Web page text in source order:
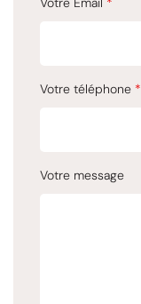
Votre téléphone *
Votre message